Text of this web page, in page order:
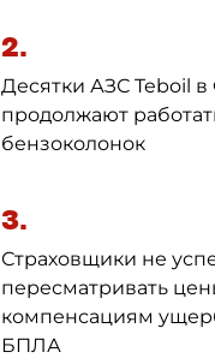
2.
Десятки АЗС Teboil
продолжают
бензоколонок
3.
Страховщики не
пересматривать
компенсациям
БПЛА